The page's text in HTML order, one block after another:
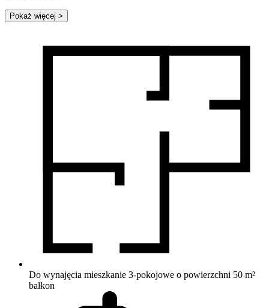
Pokaż więcej >
Do wynajęcia mieszkanie 3-pokojowe o powierzchni 50 m²
balkon